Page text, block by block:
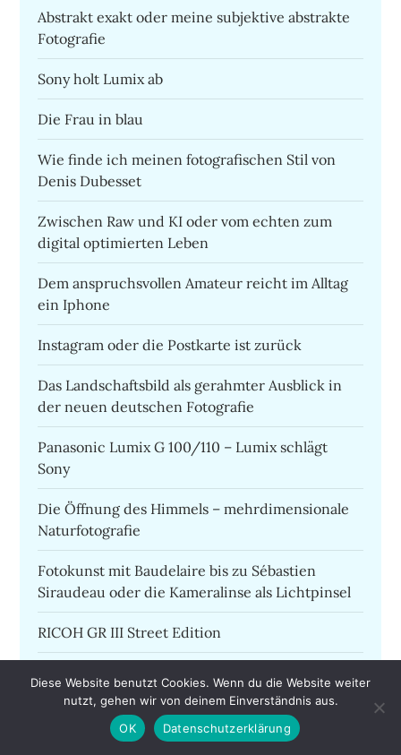
Abstrakt exakt oder meine subjektive abstrakte
Fotografie
Sony holt Lumix ab
Die Frau in blau
Wie finde ich meinen fotografischen Stil von
Denis Dubesset
Zwischen Raw und KI oder vom echten zum
digital optimierten Leben
Dem anspruchsvollen Amateur reicht im Alltag
ein Iphone
Instagram oder die Postkarte ist zurück
Das Landschaftsbild als gerahmter Ausblick in
der neuen deutschen Fotografie
Panasonic Lumix G 100/110 – Lumix schlägt
Sony
Die Öffnung des Himmels – mehrdimensionale
Naturfotografie
Fotokunst mit Baudelaire bis zu Sébastien
Siraudeau oder die Kameralinse als Lichtpinsel
RICOH GR III Street Edition
leben
Bild der Zeit – Corona im Wald
Diese Website benutzt Cookies. Wenn du die Website weiter
nutzt, gehen wir von deinem Einverständnis aus.
OK
Datenschutzerklärung